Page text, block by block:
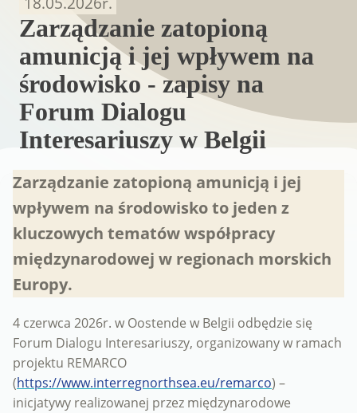
Zarządzanie zatopioną
amunicją i jej wpływem na
środowisko - zapisy na
Forum Dialogu
Interesariuszy w Belgii
Zarządzanie zatopioną amunicją i jej
wpływem na środowisko to jeden z
kluczowych tematów współpracy
międzynarodowej w regionach morskich
Europy.
4 czerwca 2026r. w Oostende w Belgii odbędzie się
Forum Dialogu Interesariuszy, organizowany w ramach
projektu REMARCO
(https://www.interregnorthsea.eu/remarco) –
inicjatywy realizowanej przez międzynarodowe